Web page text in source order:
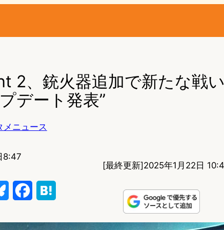
2、銃火器追加で新たな戦
デート発表”
メニュース
8:47
[最終更新]2025年1月22日